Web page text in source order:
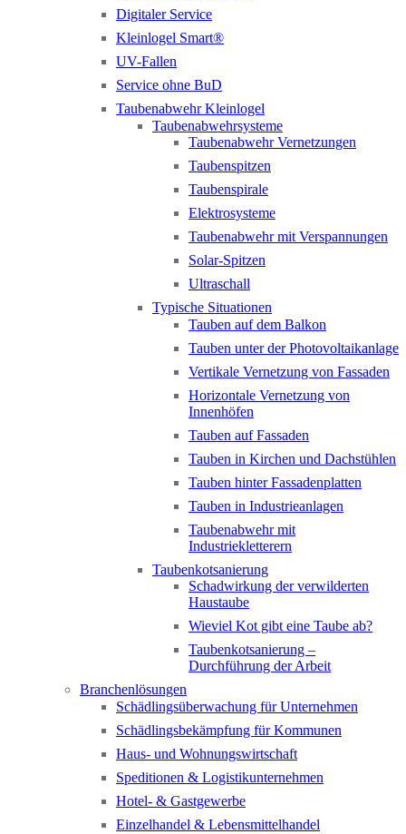
Digitaler Service
Kleinlogel Smart®
UV-Fallen
Service ohne BuD
Taubenabwehr Kleinlogel
Taubenabwehrsysteme
Taubenabwehr Vernetzungen
Taubenspitzen
Taubenspirale
Elektrosysteme
Taubenabwehr mit Verspannungen
Solar-Spitzen
Ultraschall
Typische Situationen
Tauben auf dem Balkon
Tauben unter der Photovoltaikanlage
Vertikale Vernetzung von Fassaden
Horizontale Vernetzung von
Innenhöfen
Tauben auf Fassaden
Tauben in Kirchen und Dachstühlen
Tauben hinter Fassadenplatten
Tauben in Industrieanlagen
Taubenabwehr mit
Industriekletterern
Taubenkotsanierung
Schadwirkung der verwilderten
Haustaube
Wieviel Kot gibt eine Taube ab?
Taubenkotsanierung –
Durchführung der Arbeit
Branchenlösungen
Schädlingsüberwachung für Unternehmen
Schädlingsbekämpfung für Kommunen
Haus- und Wohnungswirtschaft
Speditionen & Logistikunternehmen
Hotel- & Gastgewerbe
Einzelhandel & Lebensmittelhandel